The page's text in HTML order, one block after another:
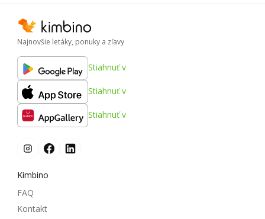
Najnovšie letáky, ponuky a zľavy
Stiahnuť v
Stiahnuť v
Stiahnuť v
Kimbino
FAQ
Kontakt